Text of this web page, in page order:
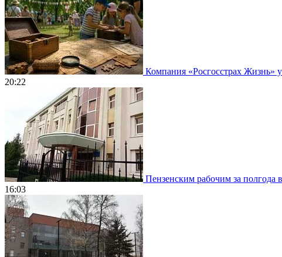
Компания «Росгосстрах Жизнь»
20:22
Пензенским рабочим за полгода
16:03